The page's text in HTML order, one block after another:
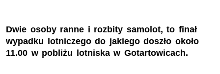
Dwie osoby ranne i rozbity samolot, to finał
wypadku lotniczego do jakiego doszło około
11.00 w pobliżu lotniska w Gotartowicach.